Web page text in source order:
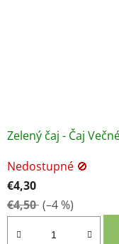
Zelený čaj - Čaj
Nedostupné 🚫
€4,30
€4,50 (–4 %)